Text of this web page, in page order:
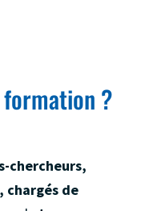
?
chercheurs,
chargés de